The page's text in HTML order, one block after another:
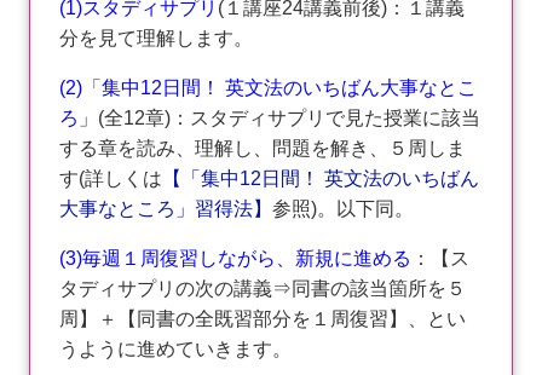
(1)スタディサプリ (１講座24講義前後)：１講義
分を見て理解します。
(2) 「 集中12日間！ 英文法のいちばん大事なとこ
ろ 」(全12章)：スタディサプリで見た授業に該当
する章を読み、理解し、問題を解き、５周しま
す(詳しくは 【「集中12日間！ 英文法のいちばん
大事なところ」習得法】 参照)。以下同。
(3)毎週１周復習しながら、新規に進める ：【ス
タディサプリの次の講義⇒同書の該当箇所を５
周】＋【同書の全既習部分を１周復習】、とい
うように進めていきます。